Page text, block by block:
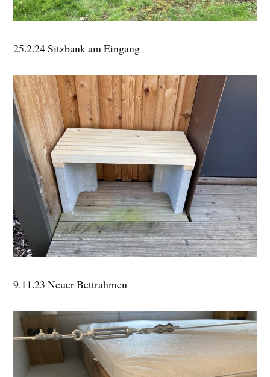
25.2.24 Sitzbank am Eingang
9.11.23 Neuer Bettrahmen